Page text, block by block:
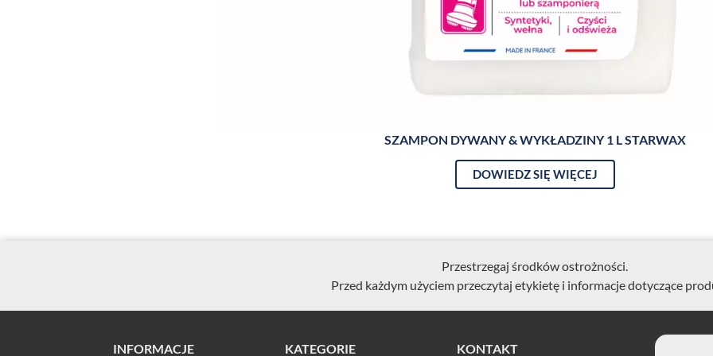
SZAMPON DYWANY & WYKŁADZINY 1 L STARWAX
DOWIEDZ SIĘ WIĘCEJ
Przestrzegaj środków ostrożności.
Przed każdym użyciem przeczytaj etykietę i informacje dotyczące
INFORMACJE KATEGORIE KONTAKT